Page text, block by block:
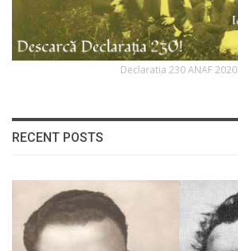
Declaratia 230 ANAF 2020
RECENT POSTS